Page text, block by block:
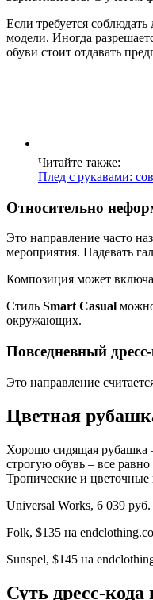
Если требуется
модели. Иногда
обуви стоит отдавать
Читайте также:
Плед с рукавами:
Относительно
Это направление часто
мероприятия. Надевать
Композиция может
Стиль Smart Casual
окружающих.
Повседневный
Это направление
Цветная
Хорошо сидящая рубашка
строгую обувь – все
Тропические и
Universal Works, 6 039
Folk, $135 на
Sunspel, $145 на
Суть дресс-